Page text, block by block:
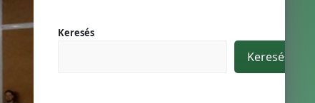
Keresés
Keresés